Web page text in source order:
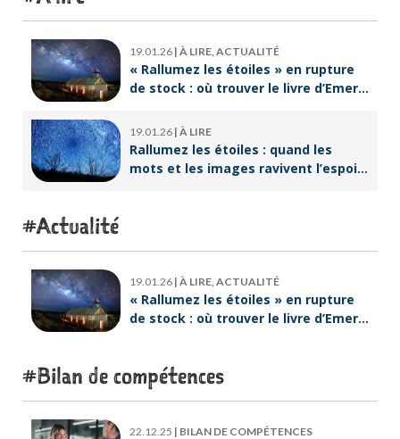
19.01.26 | À LIRE, ACTUALITÉ
« Rallumez les étoiles » en rupture
de stock : où trouver le livre d’Emeric
19.01.26 | À LIRE
Rallumez les étoiles : quand les
mots et les images ravivent l’espoir
Actualité
19.01.26 | À LIRE, ACTUALITÉ
« Rallumez les étoiles » en rupture
de stock : où trouver le livre d’Emeric
Bilan de compétences
22.12.25 | BILAN DE COMPÉTENCES